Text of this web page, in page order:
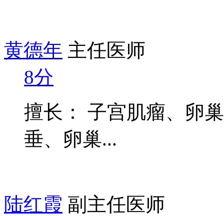
黄德年 主任医师
8分
擅长： 子宫肌瘤、卵
垂、卵巢...
陆红霞 副主任医师